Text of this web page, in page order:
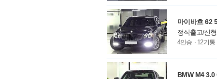
마이바흐 62
정식출고/신
모
4인승 12기통
BMW M4 3.0